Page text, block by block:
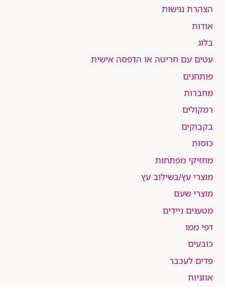
הצהרת נגישות
אודות
בלוג
עטים עם חריטה או הדפסה אישית
פותחנים
מחברות
רמקולים
בקבוקים
כוסות
מחזיקי מפתחות
מוצרי עץ/בשילוב עץ
מוצרי שעם
מטענים ניידים
דפי ממו
כובעים
פדים לעכבר
אוזניות